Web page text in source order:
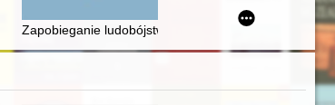
do 1335 roku w zbiorach Archiwum Państwowego
Zapobieganie ludobójstwu jako rozwinięcie koncepcji